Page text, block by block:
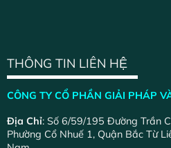
THÔNG TIN LIÊN HỆ
CÔNG TY CỔ PHẦN GIẢI PHÁP
Địa Chỉ: Số 6/59/195 Đường Trần
Phường Cổ Nhuế 1, Quận Bắc Từ